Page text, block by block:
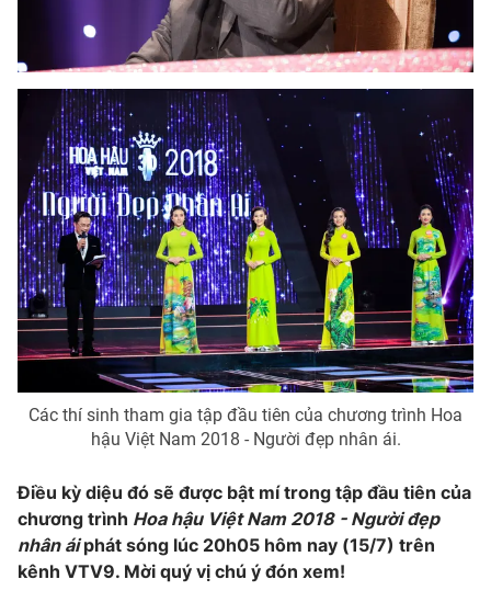
Ðiện thoại Thời báo VTV:024.66 897 897
toasoan@vtv.vn
Liên hệ quảng cáo:024-7300.7108
® Cấm sao chép dưới mọi hình thức nếu không có sự chấp
thuận bằng văn bản. Ghi rõ nguồn VTV.vn khi phát hành lại
thông tin từ website này.
Các thí sinh tham gia tập đầu tiên của chương trình Hoa
hậu Việt Nam 2018 - Người đẹp nhân ái.
Điều kỳ diệu đó sẽ được bật mí trong tập đầu tiên của
chương trình Hoa hậu Việt Nam 2018 - Người đẹp
nhân áiphát sóng lúc 20h05 hôm nay (15/7) trên
kênh VTV9. Mời quý vị chú ý đón xem!